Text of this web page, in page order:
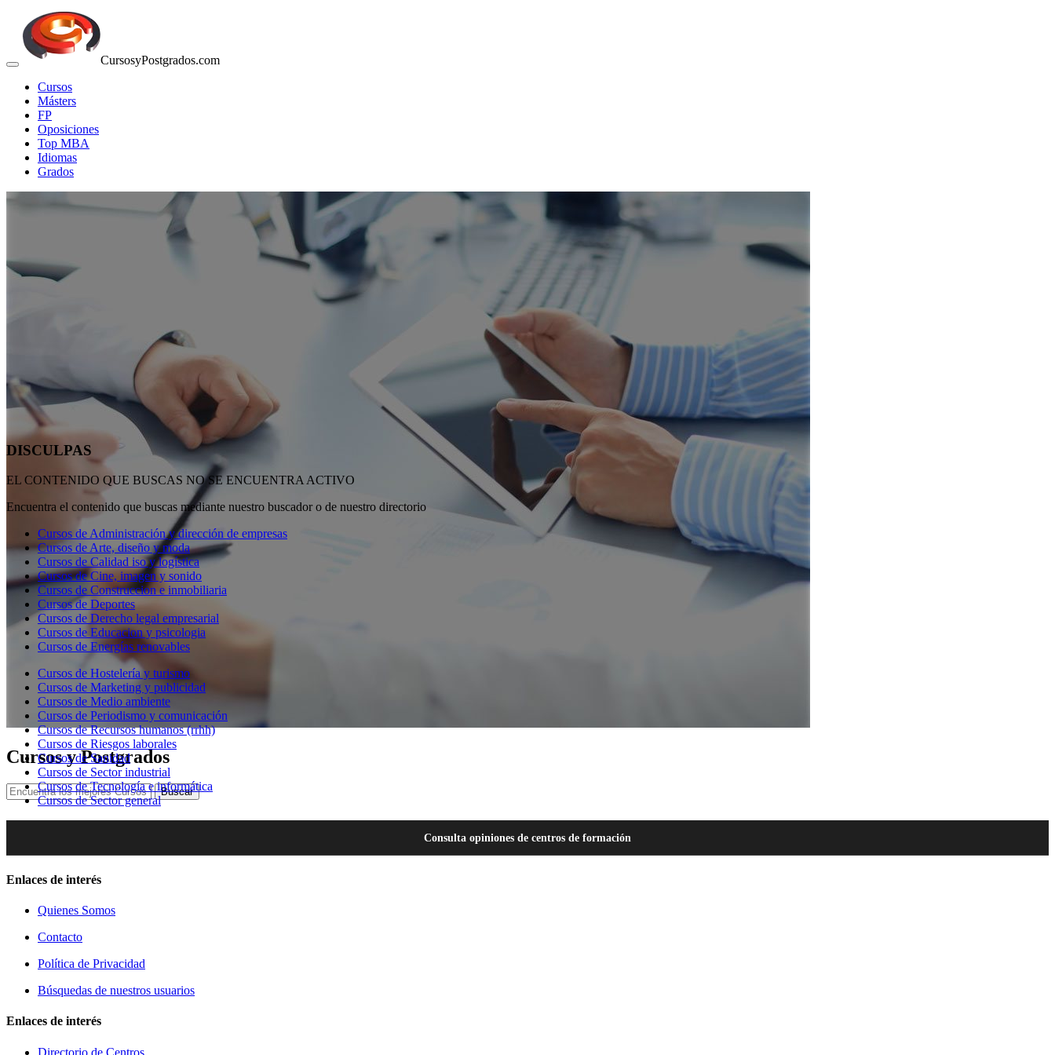
CursosyPostgrados.com
Cursos
Másters
FP
Oposiciones
Top MBA
Idiomas
Grados
Cursos y Postgrados
Buscar
DISCULPAS
EL CONTENIDO QUE BUSCAS NO SE ENCUENTRA ACTIVO
Encuentra el contenido que buscas mediante nuestro buscadoro de nuestro directorio
Cursos de Administración y dirección de empresas
Cursos de Arte, diseño y moda
Cursos de Calidad iso y logística
Cursos de Cine, imagen y sonido
Cursos de Construccion e inmobiliaria
Cursos de Deportes
Cursos de Derecho legal empresarial
Cursos de Educacion y psicologia
Cursos de Energías renovables
Cursos de Hostelería y turismo
Cursos de Marketing y publicidad
Cursos de Medio ambiente
Cursos de Periodismo y comunicación
Cursos de Recursos humanos (rrhh)
Cursos de Riesgos laborales
Cursos de Sanidad
Cursos de Sector industrial
Cursos de Tecnología e informática
Cursos de Sector general
Consulta opiniones de centros de formación
Enlaces de interés
Quienes Somos
Contacto
Política de Privacidad
Búsquedas de nuestros usuarios
Enlaces de interés
Directorio de Centros